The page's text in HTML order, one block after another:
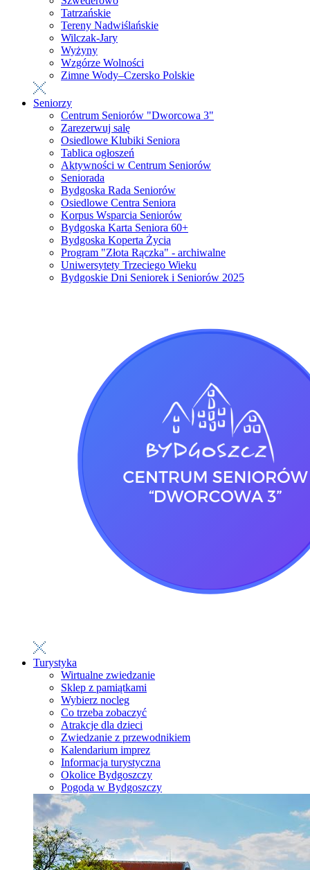
Tatrzańskie
Tereny Nadwiślańskie
Wilczak-Jary
Wyżyny
Wzgórze Wolności
Zimne Wody–Czersko Polskie
Seniorzy
Centrum Seniorów "Dworcowa 3"
Zarezerwuj salę
Osiedlowe Klubiki Seniora
Tablica ogłoszeń
Aktywności w Centrum Seniorów
Seniorada
Bydgoska Rada Seniorów
Osiedlowe Centra Seniora
Korpus Wsparcia Seniorów
Bydgoska Karta Seniora 60+
Bydgoska Koperta Życia
Program "Złota Rączka" - archiwalne
Uniwersytety Trzeciego Wieku
Bydgoskie Dni Seniorek i Seniorów 2025
Turystyka
Wirtualne zwiedzanie
Sklep z pamiątkami
Wybierz nocleg
Co trzeba zobaczyć
Atrakcje dla dzieci
Zwiedzanie z przewodnikiem
Kalendarium imprez
Informacja turystyczna
Okolice Bydgoszczy
Pogoda w Bydgoszczy